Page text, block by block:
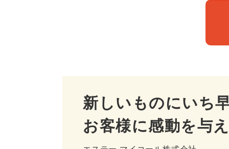
新しいものにいち
お客様に感動を与